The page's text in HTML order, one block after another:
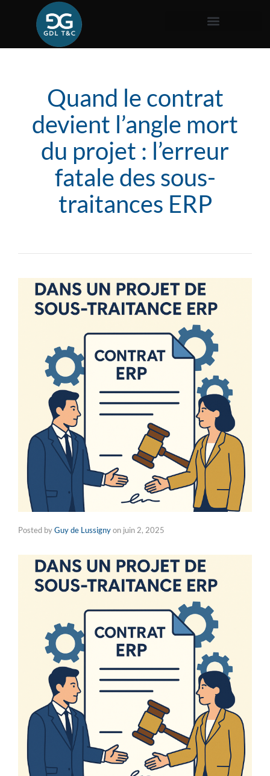
Quand le contrat
devient l’angle mort
du projet : l’erreur
fatale des sous-
traitances ERP
Posted byGuy de Lussignyon juin 2, 2025